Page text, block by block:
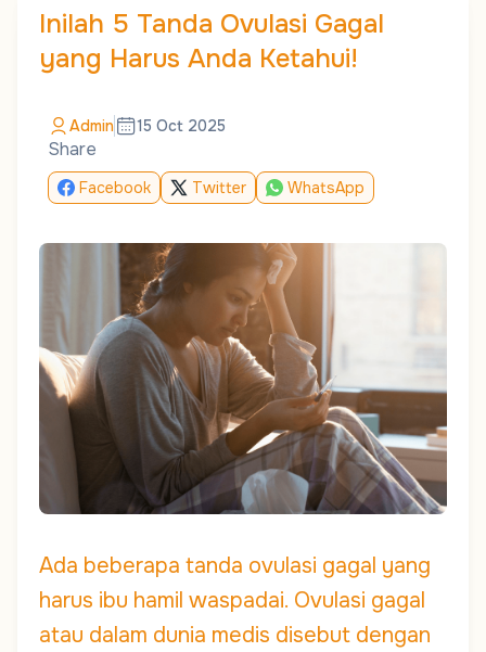
Inilah 5 Tanda Ovulasi Gagal
yang Harus Anda Ketahui!
Admin 15 Oct 2025
Share
Facebook Twitter WhatsApp
Ada beberapa tanda ovulasi gagal yang
harus ibu hamil waspadai. Ovulasi gagal
atau dalam dunia medis disebut dengan